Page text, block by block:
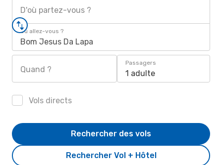
D'où partez-vous ?
Où allez-vous ?
Bom Jesus Da Lapa
Quand ?
Passagers
1 adulte
Vols directs
Rechercher Vol + Hôtel
Rechercher des vols